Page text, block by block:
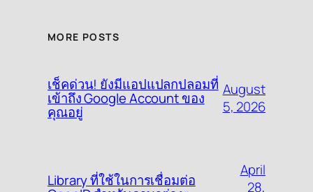
MORE POSTS
เช็คด่วน! ยังมีแอปแปลกปลอมที่
เข้าถึง Google Account ของ
คุณอยู่
August
5, 2026
Library ที่ใช้ในการเชื่อมต่อ
April
28,